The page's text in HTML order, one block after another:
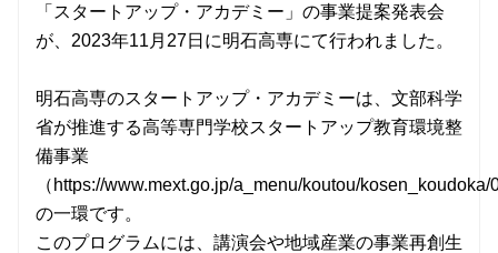
「スタートアップ・アカデミー」の事業提案発表会
が、2023年11月27日に明石高専にて行われました。
明石高専のスタートアップ・アカデミーは、文部科学
省が推進する高等専門学校スタートアップ教育環境整
備事業
（https://www.mext.go.jp/a_menu/koutou/kosen_koudoka/
の一環です。
このプログラムには、講演会や地域産業の事業再創生